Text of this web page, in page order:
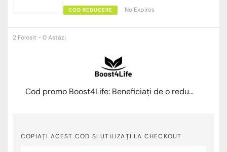
COD REDUCERE No Expires
2 Folosit - 0 Astăzi
Cod promo Boost4Life: Beneficiați de o reducere de 5% la suplimente
COPIAȚI ACEST COD ȘI UTILIZAȚI LA CHECKOUT